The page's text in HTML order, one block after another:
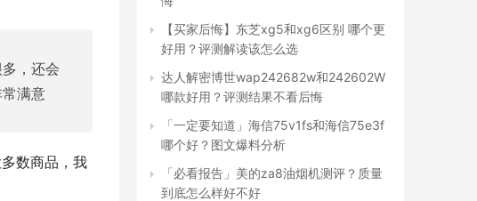
，还会
满意
数商品，我
【买家后悔】东芝xg5和xg6区别 哪个更
好用？评测解读该怎么选
达人解密博世wap242682w和242602W
哪款好用？评测结果不看后悔
「一定要知道」海信75v1fs和海信75e3f
哪个好？图文爆料分析
「必看报告」美的za8油烟机测评？质量
到底怎么样好不好